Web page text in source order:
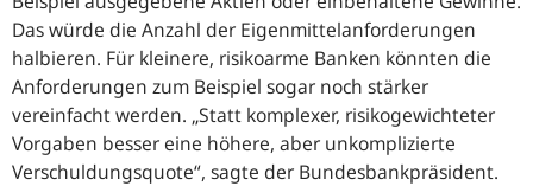
Das würde die Anzahl der Eigenmittelanforderungen
halbieren. Für kleinere, risikoarme Banken könnten die
Anforderungen zum Beispiel sogar noch stärker
vereinfacht werden. Statt komplexer, risikogewichteter
Vorgaben besser eine höhere, aber unkomplizierte
Verschuldungsquote , sagte der Bundesbankpräsident.